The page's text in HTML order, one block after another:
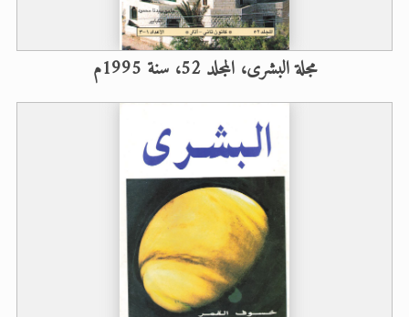
مجلة البشرى، المجلد 52، سنة 1995م